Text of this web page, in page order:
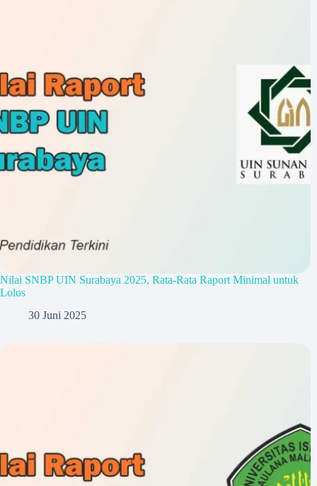
Nilai SNBP UIN Surabaya 2025, Rata-Rata Raport Minimal untuk
Lolos
30 Juni 2025